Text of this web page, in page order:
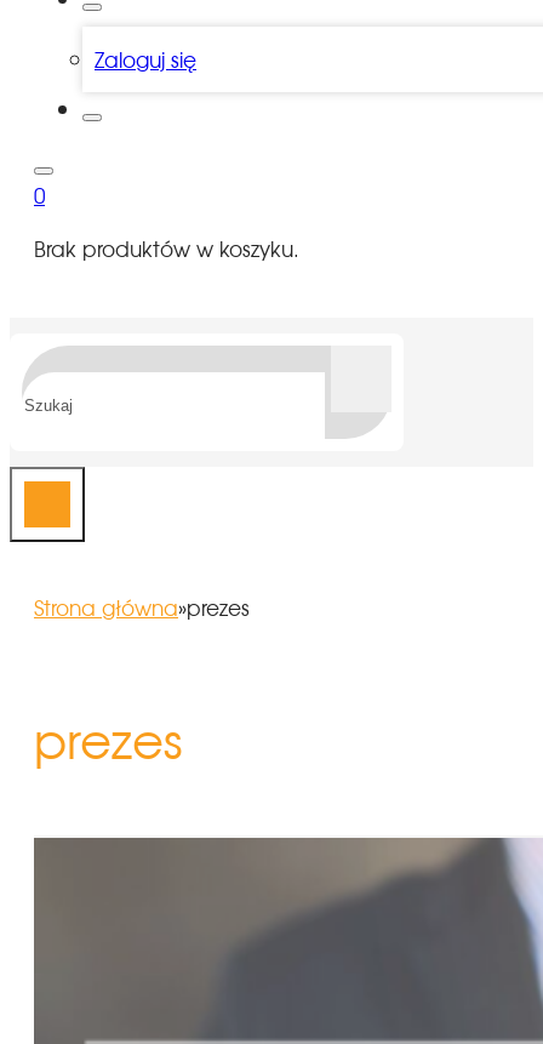
Zaloguj się
0
Brak produktów w koszyku.
Szukaj
Strona główna»prezes
prezes